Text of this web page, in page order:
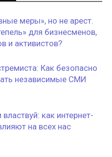
меры», но не арест.
для бизнесменов,
и активистов?
Как безопасно
независимые СМИ
как интернет-
на всех нас